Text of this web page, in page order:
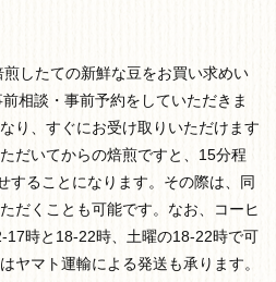
したての新鮮な豆をお買い求めい
前相談・事前予約をしていただきま
り、すぐにお受け取りいただけます
だいてからの焙煎ですと、15分程
することになります。その際は、同
だくことも可能です。なお、コーヒ
17時と18-22時、土曜の18-22時で可
ヤマト運輸による発送も承ります。